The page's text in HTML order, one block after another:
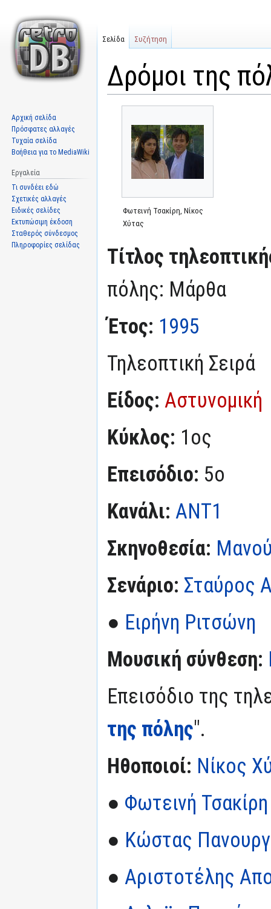
Δρόμοι της
πλοήγηση
αναζήτηση
Φωτεινή Τσακίρη, Νίκος
Χύτας
Τίτλος
πόλης: Μάρθα
Έτος: 1995
Τηλεοπτική Σειρά
Είδος: Αστυνομική
Κύκλος: 1ος
Επεισόδιο: 5ο
Κανάλι: ΑΝΤ1
Σκηνοθεσία:
Σενάριο: Σταύρος
● Ειρήνη Ριτσώνη
Μουσική σύνθεση:
Επεισόδιο της
της πόλης".
Ηθοποιοί: Νίκος
● Φωτεινή Τσακίρη
● Κώστας
● Αριστοτέλης
Σελίδα Συζήτηση
Αρχική σελίδα
Πρόσφατες αλλαγές
Τυχαία σελίδα
Βοήθεια για το MediaWiki
Εργαλεία
Τι συνδέει εδώ
Σχετικές αλλαγές
Ειδικές σελίδες
Εκτυπώσιμη έκδοση
Σταθερός σύνδεσμος
Πληροφορίες σελίδας